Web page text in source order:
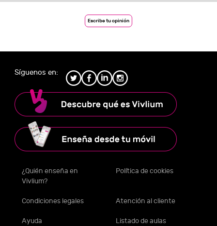
Escribe tu opinión
Síguenos en:
¿Quién enseña en
Vivlium?
Política de cookies
Condiciones legales Atención al cliente
Ayuda Listado de aulas